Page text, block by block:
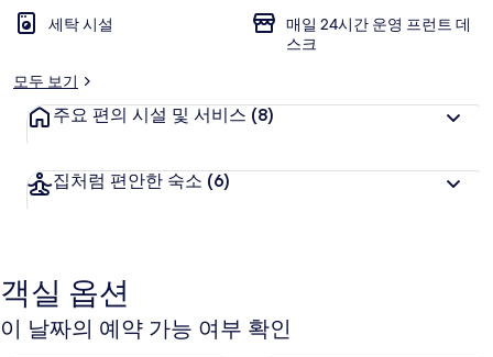
세탁 시설
매일 24시간 운영 프런트 데
스크
모두 보기
주요 편의 시설 및 서비스 (8)
집처럼 편안한 숙소 (6)
객실 옵션
이 날짜의 예약 가능 여부 확인